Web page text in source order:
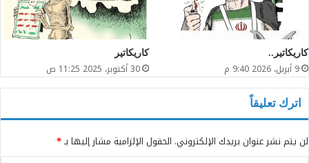
كاريكاتير..
9 أبريل، 2026 9:40 م
كاريكاتير
30 أكتوبر، 2025 11:25 ص
اترك تعليقاً
لن يتم نشر عنوان بريدك الإلكتروني. الحقول الإلزامية مشار إليها بـ*